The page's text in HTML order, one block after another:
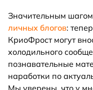
Значительным
личных блогов:
КриоФрост могут
холодильного
познавательные
наработки по